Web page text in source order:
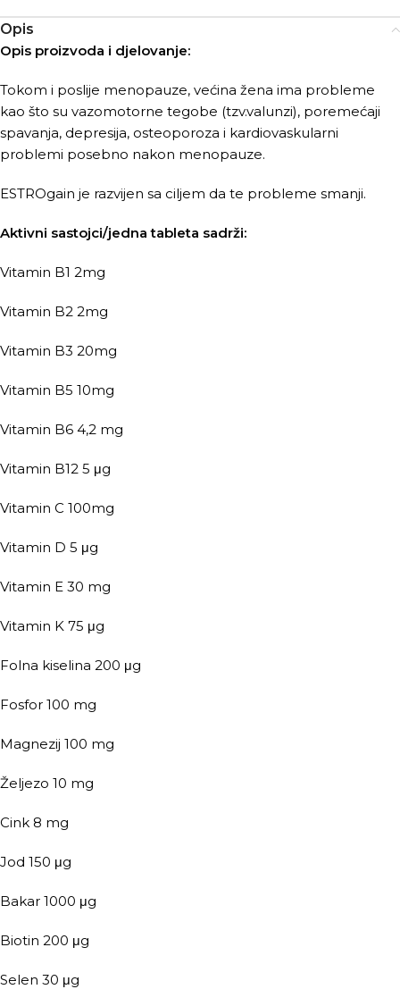
Opis
Opis proizvoda i djelovanje:
Tokom i poslije menopauze, većina žena ima probleme
kao što su vazomotorne tegobe (tzv.valunzi), poremećaji
spavanja, depresija, osteoporoza i kardiovaskularni
problemi posebno nakon menopauze.
ESTROgain je razvijen sa ciljem da te probleme smanji.
Aktivni sastojci/jedna tableta sadrži:
Vitamin B1 2mg
Vitamin B2 2mg
Vitamin B3 20mg
Vitamin B5 10mg
Vitamin B6 4,2 mg
Vitamin B12 5 μg
Vitamin C 100mg
Vitamin D 5 μg
Vitamin E 30 mg
Vitamin K 75 μg
Folna kiselina 200 μg
Fosfor 100 mg
Magnezij 100 mg
Željezo 10 mg
Cink 8 mg
Jod 150 μg
Bakar 1000 μg
Biotin 200 μg
Selen 30 μg